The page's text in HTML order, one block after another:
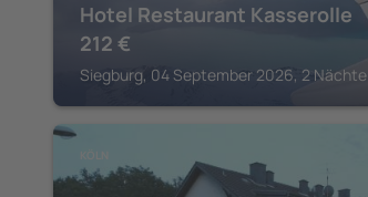
Hotel Restaurant Kasserolle
212 €
Siegburg, 04 September 2026, 2 Nächte